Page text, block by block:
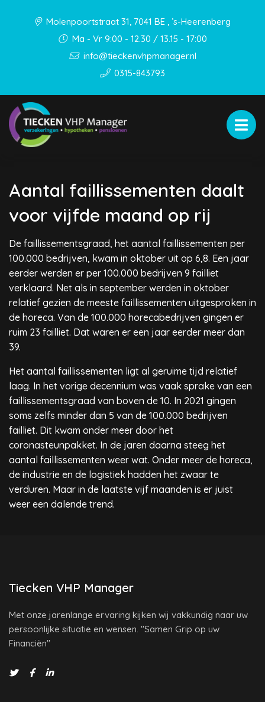
Molenpoortstraat 31, 7041 BE , ’s-Heerenberg
Ma - Vr 9:00 - 12.30 / 13.15 - 17:00
info@tieckenvhpmanager.nl
0315-843793
Aantal faillissementen daalt
voor vijfde maand op rij
De faillissementsgraad, het aantal faillissementen per
100.000 bedrijven, kwam in oktober uit op 6,8. Een jaar
eerder werden er per 100.000 bedrijven 9 failliet
verklaard. Net als in september werden in oktober
relatief gezien de meeste faillissementen uitgesproken in
de horeca. Van de 100.000 horecabedrijven gingen er
ruim 23 failliet. Dat waren er een jaar eerder meer dan
39.
Het aantal faillissementen ligt al geruime tijd relatief
laag. In het vorige decennium was vaak sprake van een
faillissementsgraad van boven de 10. In 2021 gingen
soms zelfs minder dan 5 van de 100.000 bedrijven
failliet. Dit kwam onder meer door het
coronasteunpakket. In de jaren daarna steeg het
aantal faillissementen weer wat. Onder meer de horeca,
de industrie en de logistiek hadden het zwaar te
verduren. Maar in de laatste vijf maanden is er juist
weer een dalende trend.
Tiecken VHP Manager
Met onze jarenlange ervaring kijken wij vakkundig naar uw
persoonlijke situatie en wensen. "Samen Grip op uw
Financiën"